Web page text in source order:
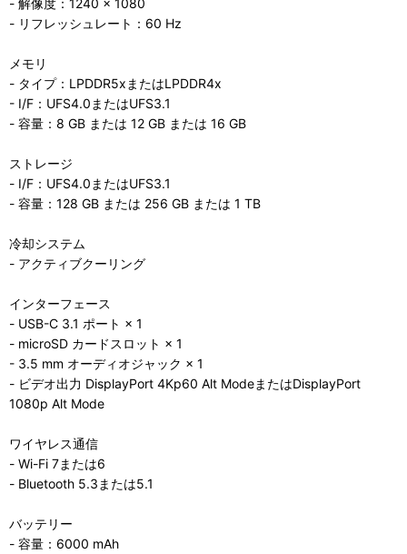
- 解像度：1240 × 1080
- リフレッシュレート：60 Hz
メモリ
- タイプ：LPDDR5xまたはLPDDR4x
- I/F：UFS4.0またはUFS3.1
- 容量：8 GB または 12 GB または 16 GB
ストレージ
- I/F：UFS4.0またはUFS3.1
- 容量：128 GB または 256 GB または 1 TB
冷却システム
- アクティブクーリング
インターフェース
- USB-C 3.1 ポート × 1
- microSD カードスロット × 1
- 3.5 mm オーディオジャック × 1
- ビデオ出力 DisplayPort 4Kp60 Alt ModeまたはDisplayPort
1080p Alt Mode
ワイヤレス通信
- Wi-Fi 7または6
- Bluetooth 5.3または5.1
バッテリー
- 容量：6000 mAh